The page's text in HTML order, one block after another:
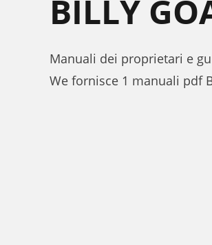
BILLY
Manuali dei proprietari e
We fornisce 1 manuali pdf